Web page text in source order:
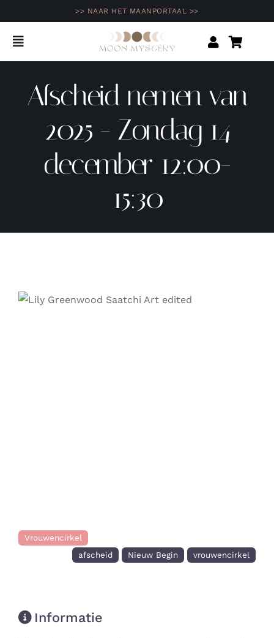
naar
inhoud
>> NAAR HET MAANPORTAAL >>
Toggle
Navigation
Shop
Agenda
Opleidingen & programma’s
Contact
Afscheid nemen van
2025 - Zondag 14
december 12:00-
15:30
Vrouwencirkel
afscheid
Nieuw Begin vrouwencirkel
Informatie